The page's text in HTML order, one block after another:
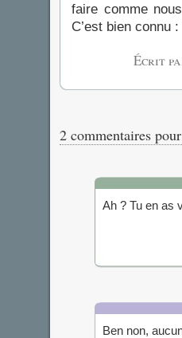
faire comme
C’est bien connu
Écrit
2 commentaires
Ah ? Tu en as
Ben non,